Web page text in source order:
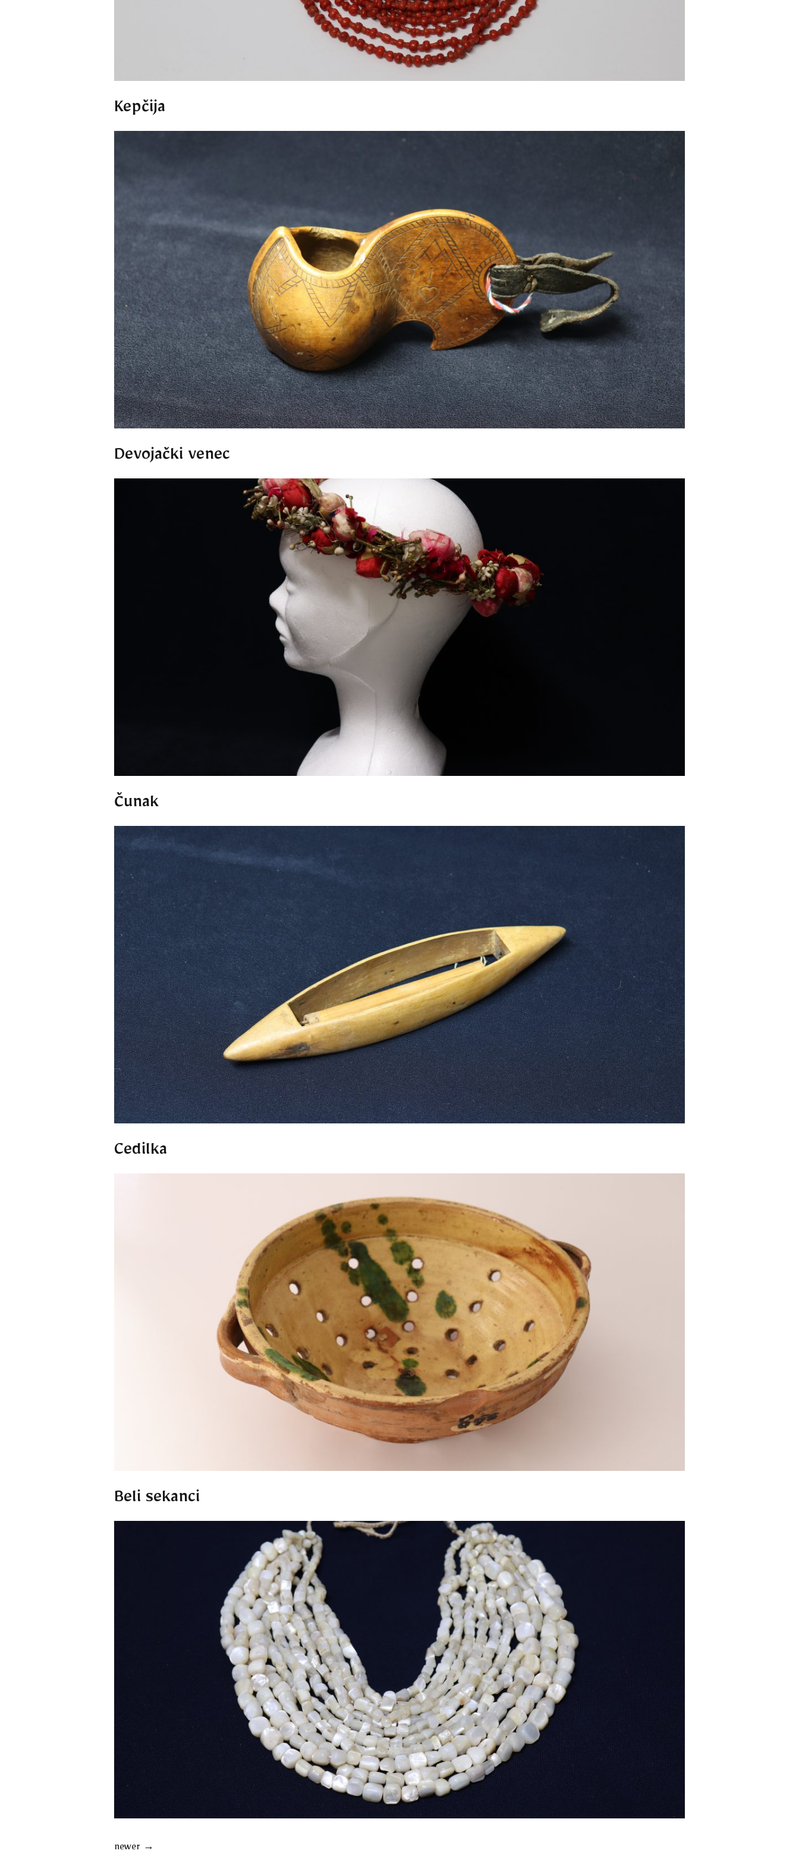
Kepčija
Devojački venec
Čunak
Cedilka
Beli sekanci
newer →